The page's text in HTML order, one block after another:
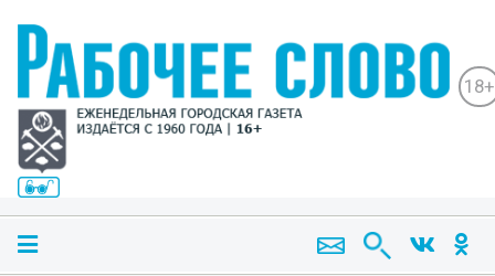
18+